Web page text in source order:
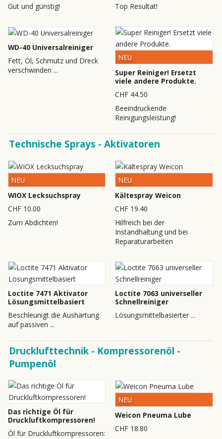
Gut und günstig!
Top Resultat!
WD-40 Universalreiniger
Fett, Öl, Schmutz und Dreck
verschwinden ...
NEU
Super Reiniger! Ersetzt
viele andere Produkte.
CHF 44.50
Beeindruckende
Reinigungsleistung!
Technische Sprays - Aktivatoren
NEU
WIOX Lecksuchspray
CHF 10.00
Zum Abdichten!
NEU
Kältespray Weicon
CHF 19.40
Hilfreich bei der
Instandhaltung und bei
Reparaturarbeiten
Loctite 7471 Aktivator
Lösungsmittelbasiert
Beschleunigt die Aushärtung
auf passiven ...
Loctite 7063 universeller
Schnellreiniger
Lösungsmittelbasierter ...
Drucklufttechnik - Kompressorenöl -
Pumpenöl
Das richtige Öl für
Druckluftkompressoren!
Öl für Druckluftkompressoren:
NEU
Weicon Pneuma Lube
CHF 18.80